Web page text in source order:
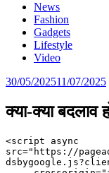
News
Fashion
Gadgets
Lifestyle
Video
30/05/202511/07/2025
क्या-क्या बदलाव
<script async
src="https://